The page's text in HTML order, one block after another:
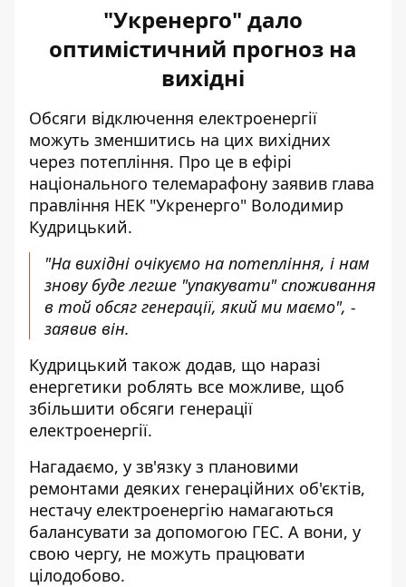
"Укренерго" дало
оптимістичний прогноз на
вихідні
Обсяги відключення електроенергії
можуть зменшитись на цих вихідних
через потепління. Про це в ефірі
національного телемарафону заявив глава
правління НЕК "Укренерго" Володимир
Кудрицький.
"На вихідні очікуємо на потепління, і нам
знову буде легше "упакувати" споживання
в той обсяг генерації, який ми маємо", -
заявив він.
Кудрицький також додав, що наразі
енергетики роблять все можливе, щоб
збільшити обсяги генерації
електроенергії.
Нагадаємо, у зв'язку з плановими
ремонтами деяких генераційних об'єктів,
нестачу електроенергію намагаються
балансувати за допомогою ГЕС. А вони, у
свою чергу, не можуть працювати
цілодобово.